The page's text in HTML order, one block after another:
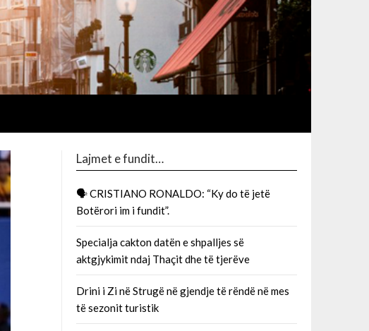
Lajmet e fundit…
🗣 CRISTIANO RONALDO: “Ky do të jetë
Botërori im i fundit”.
Specialja cakton datën e shpalljes së
aktgjykimit ndaj Thaçit dhe të tjerëve
Drini i Zi në Strugë në gjendje të rëndë në mes
të sezonit turistik